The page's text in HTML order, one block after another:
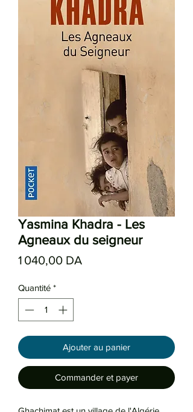
Yasmina Khadra - Les
Agneaux du seigneur
1 040,00 DA
Quantité *
Ajouter au panier
Commander et payer